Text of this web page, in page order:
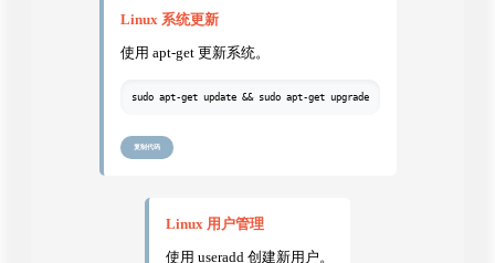
Linux 系统更新
使用 apt-get 更新系统。
sudo apt-get update && sudo apt-get upgrade
复制代码
Linux 用户管理
使用 useradd 创建新用户。